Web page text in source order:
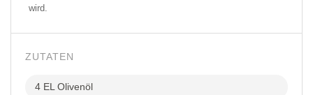
wird.
ZUTATEN
4 EL Olivenöl